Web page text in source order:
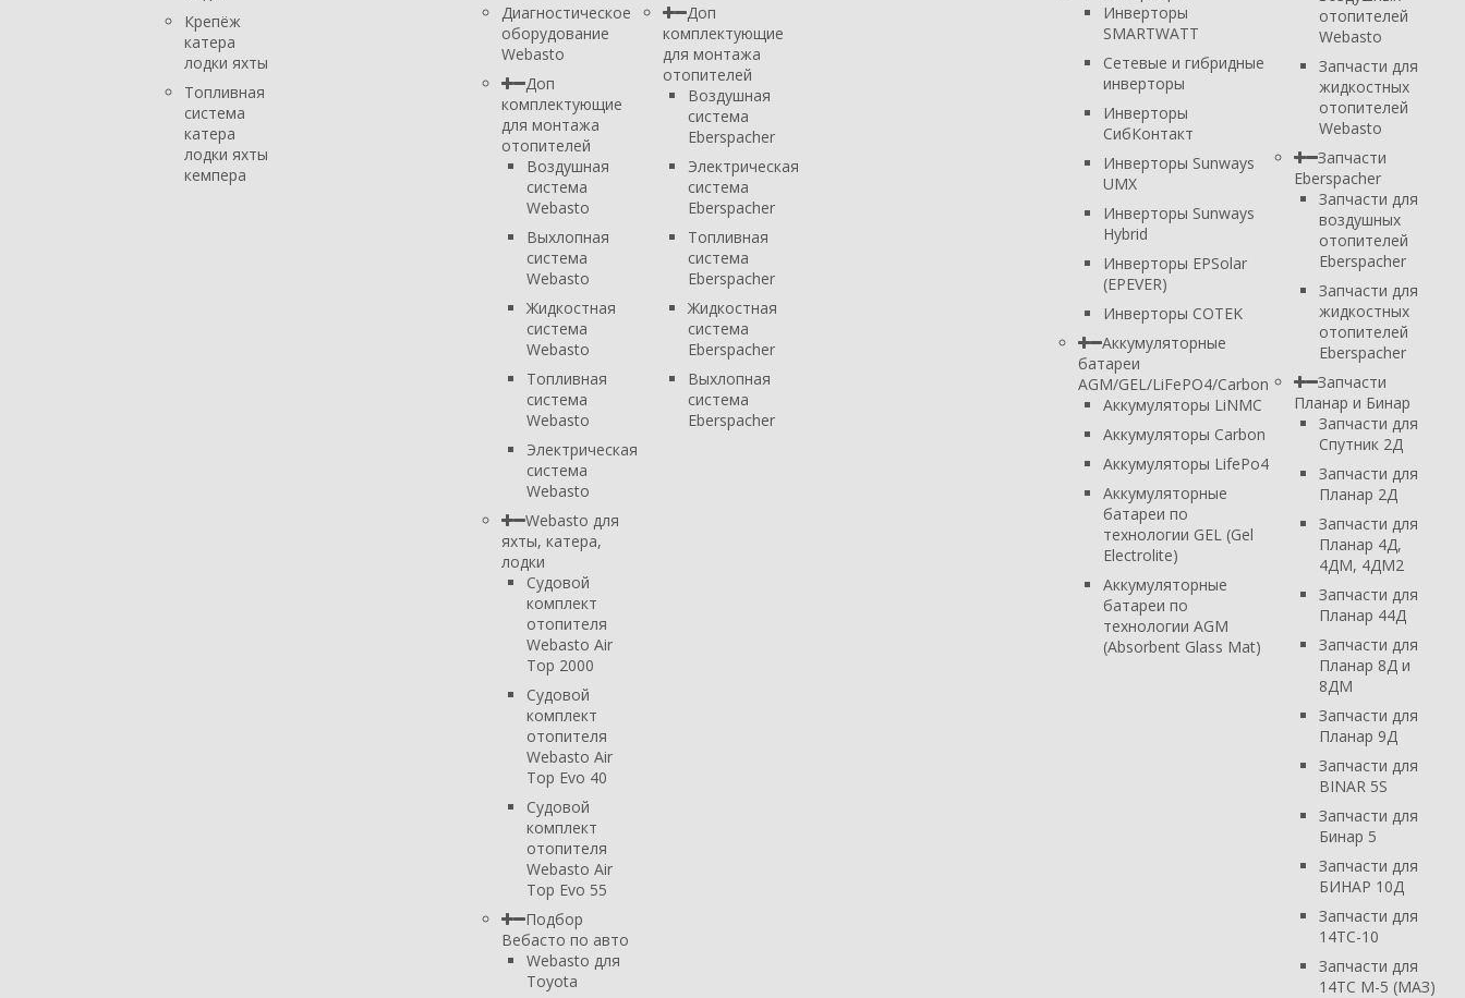
Крепёж
катера
лодки яхты
Топливная
система
катера
лодки яхты
кемпера
Диагностическое
оборудование
Webasto
Доп
комплектующие
для монтажа
отопителей
Воздушная
система
Webasto
Выхлопная
система
Webasto
Жидкостная
система
Webasto
Топливная
система
Webasto
Электрическая
система
Webasto
Webasto для
яхты, катера,
лодки
Судовой
комплект
отопителя
Webasto Air
Top 2000
Судовой
комплект
отопителя
Webasto Air
Top Evo 40
Судовой
комплект
отопителя
Webasto Air
Top Evo 55
Подбор
Вебасто по авто
Webasto для
Toyota
Доп
комплектующие
для монтажа
отопителей
Воздушная
система
Eberspacher
Электрическая
система
Eberspacher
Топливная
система
Eberspacher
Жидкостная
система
Eberspacher
Выхлопная
система
Eberspacher
Инверторы
SMARTWATT
Сетевые и гибридные
инверторы
Инверторы
СибКонтакт
Инверторы Sunways
UMX
Инверторы Sunways
Hybrid
Инверторы EPSolar
(EPEVER)
Инверторы COTEK
Аккумуляторные
батареи
AGM/GEL/LiFePO4/Carbon
Аккумуляторы LiNMC
Аккумуляторы Carbon
Аккумуляторы LifePo4
Аккумуляторные
батареи по
технологии GEL (Gel
Electrolite)
Аккумуляторные
батареи по
технологии AGM
(Absorbent Glass Mat)
отопителей
Webasto
Запчасти для
жидкостных
отопителей
Webasto
Запчасти
Eberspacher
Запчасти для
воздушных
отопителей
Eberspacher
Запчасти для
жидкостных
отопителей
Eberspacher
Запчасти
Планар и Бинар
Запчасти для
Спутник 2Д
Запчасти для
Планар 2Д
Запчасти для
Планар 4Д,
4ДМ, 4ДМ2
Запчасти для
Планар 44Д
Запчасти для
Планар 8Д и
8ДМ
Запчасти для
Планар 9Д
Запчасти для
BINAR 5S
Запчасти для
Бинар 5
Запчасти для
БИНАР 10Д
Запчасти для
14ТС-10
Запчасти для
14ТС М-5 (МАЗ)